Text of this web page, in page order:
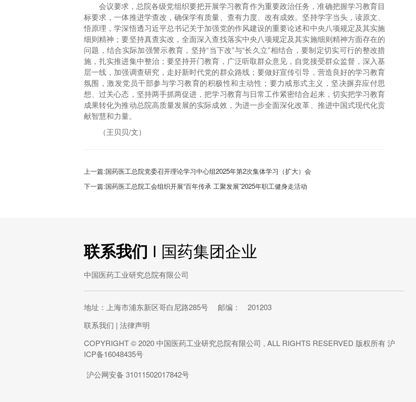
会议要求，总院各级党组织要把开展学习教育作为重要政治任务，准确把握学习教育目
标要求，一体推进学查改，确保学有质量、查有力度、改有成效。坚持学字当头，读原文、
悟原理，学深悟透习近平总书记关于加强党的作风建设的重要论述和中央八项规定及其实施
细则精神；要坚持真查实改，全面深入查找落实中央八项规定及其实施细则精神方面存在的
问题，结合实际加强警示教育，坚持“当下改”与“长久立”相结合，要制定切实可行的整改措
施，扎实推进集中整治；要坚持开门教育，广泛听取群众意见，自觉接受群众监督，深入基
层一线，加强调查研究，走好新时代党的群众路线；要做好宣传引导，营造良好的学习教育
氛围，激发党员干部参与学习教育的积极性和主动性；要力戒形式主义，坚决摒弃应付思
想、过关心态，坚持两手抓两促进，把学习教育与日常工作紧密结合起来，切实把学习教育
成果转化为推动总院高质量发展的实际成效，为进一步全面深化改革、推进中国式现代化贡
献智慧和力量。
（王贝贝/文）
上一篇:国药医工总院党委召开理论学习中心组2025年第2次集体学习（扩大）会
下一篇:国药医工总院工会组织开展“百年传承 工聚发展”2025年职工健身走活动
联系我们 I 国药集团企业
中国医药工业研究总院有限公司
地址：上海市浦东新区哥白尼路285号 邮编： 201203
联系我们 | 法律声明
COPYRIGHT © 2020 中国医药工业研究总院有限公司 , ALL RIGHTS RESERVED 版权所有沪
ICP备16048435号
沪公网安备 31011502017842号